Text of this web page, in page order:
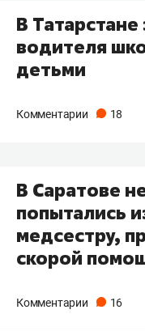
В
водителя
детьми
Комментарии 18
В Саратове
попытались
медсестру,
скорой
Комментарии 16